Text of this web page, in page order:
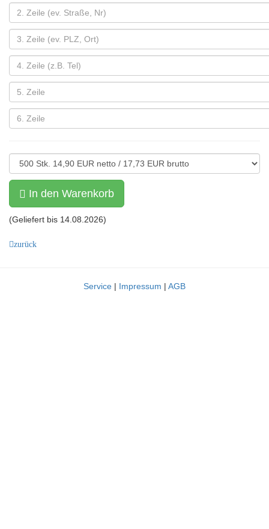
In den Warenkorb
(Geliefert bis 14.08.2026)
zurück
Service | Impressum | AGB